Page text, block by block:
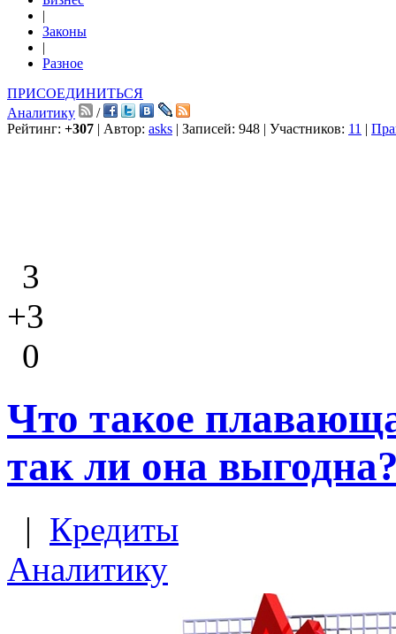
|
Законы
|
Разное
ПРИСОЕДИНИТЬСЯ
Аналитику
/
Рейтинг: +307 | Автор: asks | Записей: 948 | Участников: 11 |
3
+3
0
Что такое
так ли она
| Кредиты
Аналитику